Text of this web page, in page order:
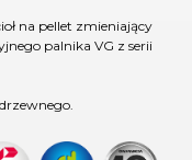
na pellet zmieniający
palnika VG z serii